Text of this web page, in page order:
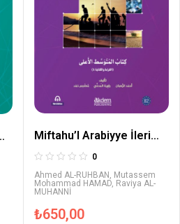
Miftahu’l Arabiyye İleri
Orta Seviye (Okuma ve
Yazma)
0
Ahmed AL-RUHBAN , Mutassem
Mohammad HAMAD, Raviya AL-
MUHANNİ
₺650,00